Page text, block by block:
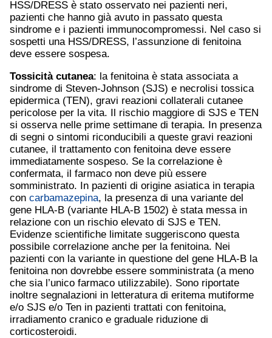
HSS/DRESS è stato osservato nei pazienti neri,
pazienti che hanno già avuto in passato questa
sindrome e i pazienti immunocompromessi. Nel caso si
sospetti una HSS/DRESS, l’assunzione di fenitoina
deve essere sospesa.
Tossicità cutanea: la fenitoina è stata associata a
sindrome di Steven-Johnson (SJS) e necrolisi tossica
epidermica (TEN), gravi reazioni collaterali cutanee
pericolose per la vita. Il rischio maggiore di SJS e TEN
si osserva nelle prime settimane di terapia. In presenza
di segni o sintomi riconducibili a queste gravi reazioni
cutanee, il trattamento con fenitoina deve essere
immediatamente sospeso. Se la correlazione è
confermata, il farmaco non deve più essere
somministrato. In pazienti di origine asiatica in terapia
con carbamazepina, la presenza di una variante del
gene HLA-B (variante HLA-B 1502) è stata messa in
relazione con un rischio elevato di SJS e TEN.
Evidenze scientifiche limitate suggeriscono questa
possibile correlazione anche per la fenitoina. Nei
pazienti con la variante in questione del gene HLA-B la
fenitoina non dovrebbe essere somministrata (a meno
che sia l’unico farmaco utilizzabile). Sono riportate
inoltre segnalazioni in letteratura di eritema mutiforme
e/o SJS e/o Ten in pazienti trattati con fenitoina,
irradiamento cranico e graduale riduzione di
corticosteroidi.